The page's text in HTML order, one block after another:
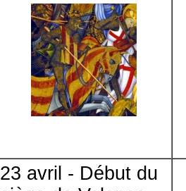
23 avril - Début du